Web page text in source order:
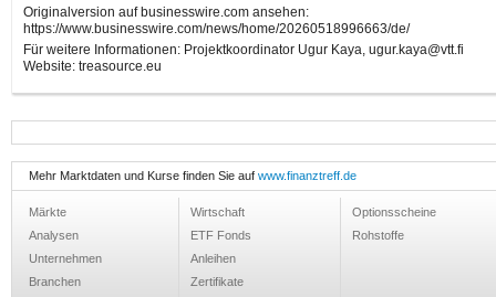
Originalversion auf businesswire.com ansehen:
https://www.businesswire.com/news/home/20260518996663/de/
Für weitere Informationen: Projektkoordinator Ugur Kaya, ugur.kaya@vtt.fi
Website: treasource.eu
Mehr Marktdaten und Kurse finden Sie auf www.finanztreff.de
Märkte
Analysen
Unternehmen
Branchen
Wirtschaft
ETF Fonds
Anleihen
Zertifikate
Optionsscheine
Rohstoffe